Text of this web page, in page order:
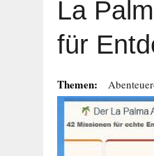
La
für
Themen: